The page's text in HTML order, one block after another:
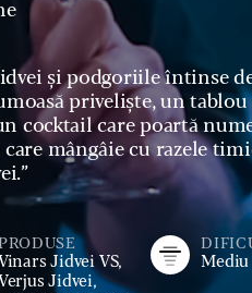
și podgoriile întinse
priveliște, un tablou
cocktail care poartă
mângâie cu razele
Vinars Jidvei VS,
Verjus Jidvei,
Mediu